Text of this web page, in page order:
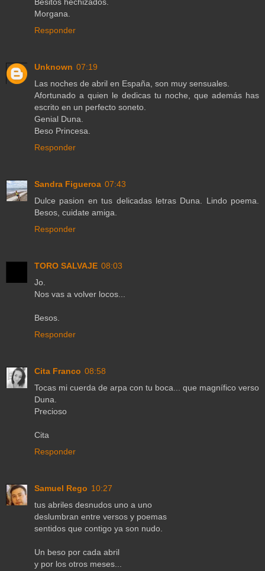
Morgana.
Responder
Unknown 07:19
Las noches de abril en España, son muy sensuales.
Afortunado a quien le dedicas tu noche, que además has
escrito en un perfecto soneto.
Genial Duna.
Beso Princesa.
Responder
Sandra Figueroa 07:43
Dulce pasion en tus delicadas letras Duna. Lindo poema.
Besos, cuidate amiga.
Responder
TORO SALVAJE 08:03
Jo.
Nos vas a volver locos...
Besos.
Responder
Cita Franco 08:58
Tocas mi cuerda de arpa con tu boca... que magnífico verso
Duna.
Precioso
Cita
Responder
Samuel Rego 10:27
tus abriles desnudos uno a uno
deslumbran entre versos y poemas
sentidos que contigo ya son nudo.
Un beso por cada abril
y por los otros meses...